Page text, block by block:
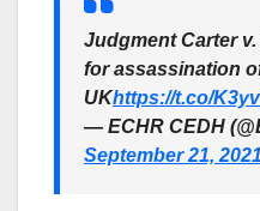
Judgment Carter
for assassination
UKhttps://t.co/
— ECHR CEDH
September 21, 2021